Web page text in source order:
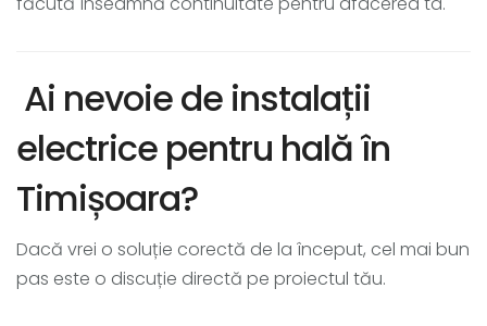
Ai nevoie de instalații
electrice pentru hală în
Timișoara?
Dacă vrei o soluție corectă de la început, cel mai bun
pas este o discuție directă pe proiectul tău.